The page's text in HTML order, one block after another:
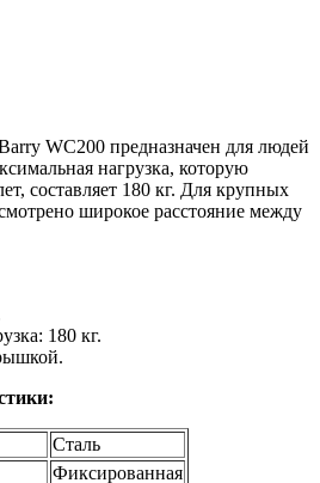
WC200 предназначен для людей
нагрузка, которую
составляет 180 кг. Для крупных
широкое расстояние между
180 кг.
Сталь
Фиксированная